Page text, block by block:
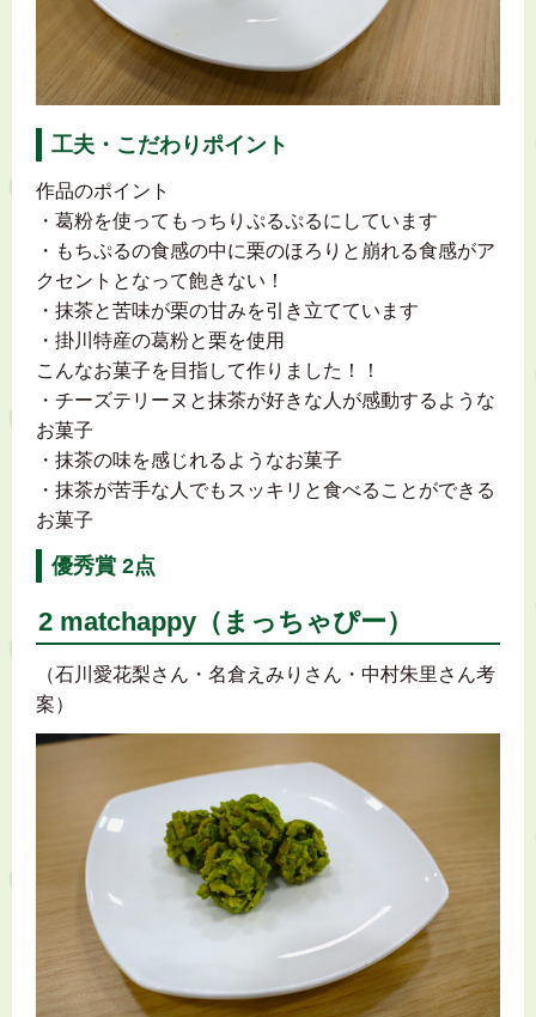
工夫・こだわりポイント
作品のポイント
・葛粉を使ってもっちりぷるぷるにしています
・もちぷるの食感の中に栗のほろりと崩れる食感がア
クセントとなって飽きない！
・抹茶と苦味が栗の甘みを引き立てています
・掛川特産の葛粉と栗を使用
こんなお菓子を目指して作りました！！
・チーズテリーヌと抹茶が好きな人が感動するような
お菓子
・抹茶の味を感じれるようなお菓子
・抹茶が苦手な人でもスッキリと食べることができる
お菓子
優秀賞 2点
2 matchappy（まっちゃぴー）
（石川愛花梨さん・名倉えみりさん・中村朱里さん考
案）